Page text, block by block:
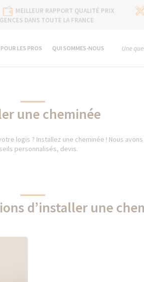
MEILLEUR RAPPORT QUALITÉ PRIX
DANS TOUTE LA FRANCE
LES PROS QUI SOMMES-NOUS Une
une cheminée
logis ? Installez une cheminée ! Nous
personnalisés, devis.
d’installer une